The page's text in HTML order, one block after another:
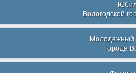
Вологодской
Молодежный
города